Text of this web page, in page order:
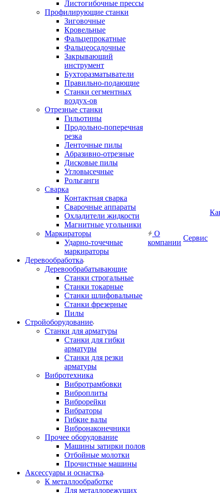
Листогибочные прессы
Профилирующие станки
Зиговочные
Кровельные
Фальцепрокатные
Фальцеосадочные
Закрывающий
инструмент
Бухторазматыватели
Правильно-подающие
Станки сегментных
воздух-ов
Отрезные станки
Гильотины
Продольно-поперечная
резка
Ленточные пилы
Абразивно-отрезные
Дисковые пилы
Угловысечные
Рольганги
Сварка
Контактная сварка
Сварочные аппараты
Охладители жидкости
Магнитные угольники
Маркираторы
Ударно-точечные
маркираторы
Деревообработка
Деревообрабатывающие
Станки строгальные
Станки токарные
Станки шлифовальные
Станки фрезерные
Пилы
Стройоборудование
Станки для арматуры
Станки для гибки
арматуры
Станки для резки
арматуры
Вибротехника
Вибротрамбовки
Виброплиты
Виброрейки
Вибраторы
Гибкие валы
Вибронаконечники
Прочее оборудование
Машины затирки полов
Отбойные молотки
Прочистные машины
Аксeccyapы и оснастка
К металлообработке
Для металлорежущих
О
компании
Сервис